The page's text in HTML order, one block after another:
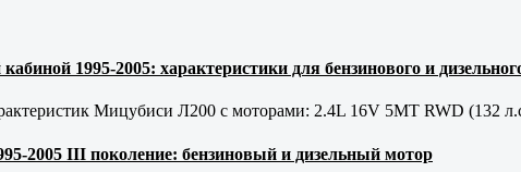
1995-2005: характеристики для бензинового и
Мицубиси Л200 с моторами: 2.4L 16V 5MT RWD (132
2005 III поколение: бензиновый и дизельный мотор